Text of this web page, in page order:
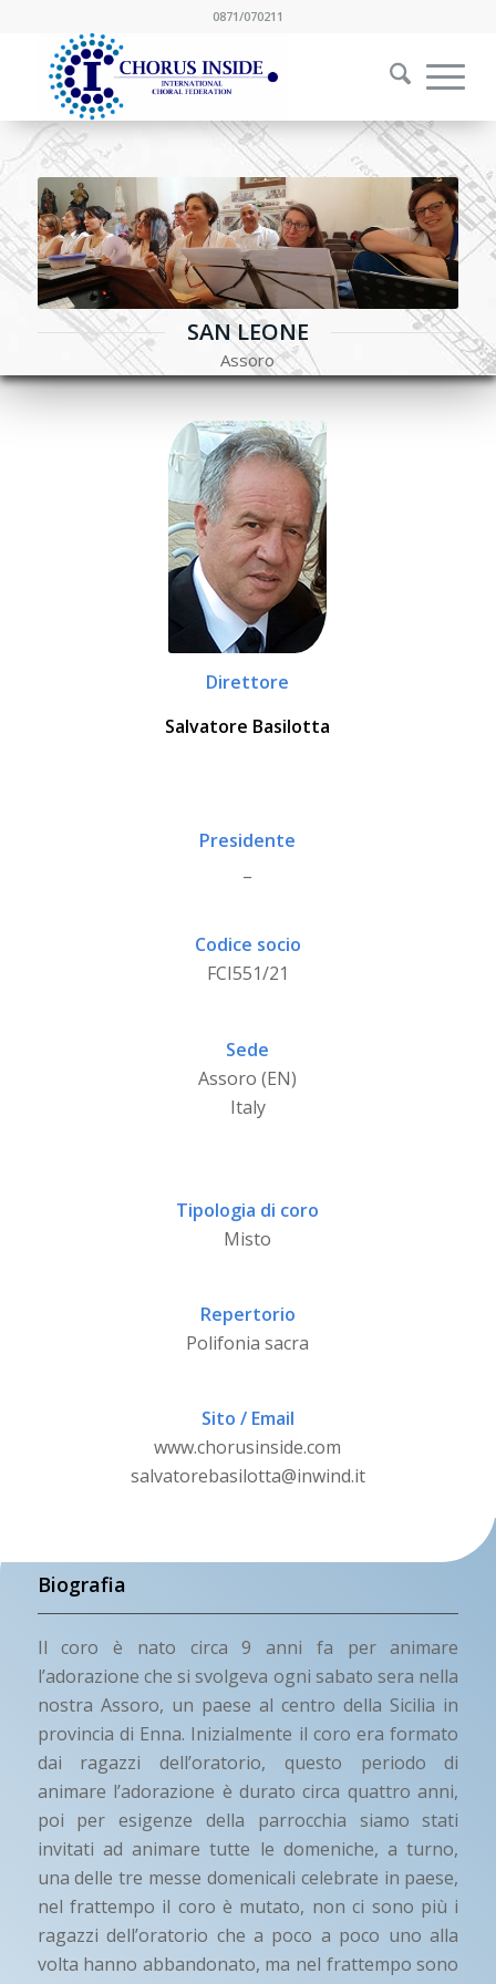
0871/070211
SAN LEONE
Assoro
Direttore
Salvatore Basilotta
Presidente
Codice socio
FCI551/21
Sede
Assoro (EN)
Italy
Tipologia di coro
Misto
Repertorio
Polifonia sacra
Sito / Email
www.chorusinside.com
salvatorebasilotta@inwind.it
Biografia
Il coro è nato circa 9 anni fa per animare
l’adorazione che si svolgeva ogni sabato sera nella
nostra Assoro, un paese al centro della Sicilia in
provincia di Enna. Inizialmente il coro era formato
dai ragazzi dell’oratorio, questo periodo di
animare l’adorazione è durato circa quattro anni,
poi per esigenze della parrocchia siamo stati
invitati ad animare tutte le domeniche, a turno,
una delle tre messe domenicali celebrate in paese,
nel frattempo il coro è mutato, non ci sono più i
ragazzi dell’oratorio che a poco a poco uno alla
volta hanno abbandonato, ma nel frattempo sono